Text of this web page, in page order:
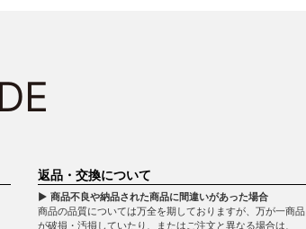
返品・交換について
▶ 商品不良や納品された商品に間違いがあった場合
商品の品質については万全を期しておりますが、万が一商品
が破損・汚損していたり、またはご注文と異なる場合は、